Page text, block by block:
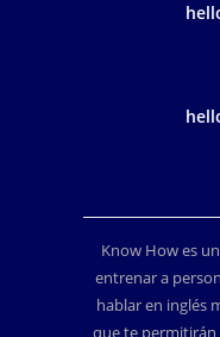
Know How es
entrenar a
hablar en inglés
que te permitirán